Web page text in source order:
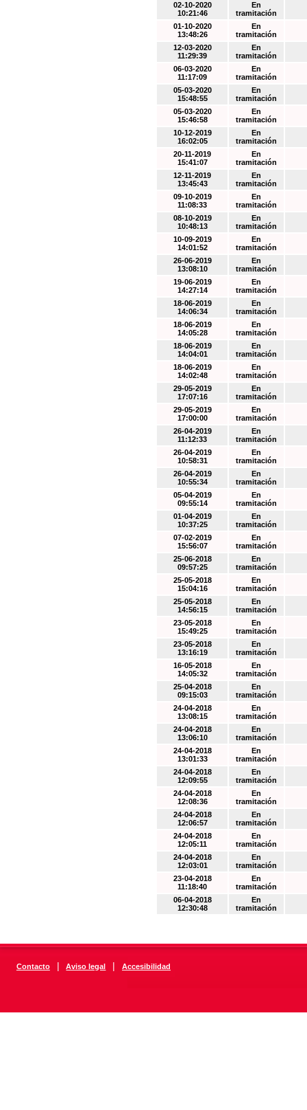
02-10-2020
10:21:46
En
tramitación
01-10-2020
13:48:26
En
tramitación
12-03-2020
11:29:39
En
tramitación
06-03-2020
11:17:09
En
tramitación
05-03-2020
15:48:55
En
tramitación
05-03-2020
15:46:58
En
tramitación
10-12-2019
16:02:05
En
tramitación
20-11-2019
15:41:07
En
tramitación
12-11-2019
13:45:43
En
tramitación
09-10-2019
11:08:33
En
tramitación
08-10-2019
10:48:13
En
tramitación
10-09-2019
14:01:52
En
tramitación
26-06-2019
13:08:10
En
tramitación
19-06-2019
14:27:14
En
tramitación
18-06-2019
14:06:34
En
tramitación
18-06-2019
14:05:28
En
tramitación
18-06-2019
14:04:01
En
tramitación
18-06-2019
14:02:48
En
tramitación
29-05-2019
17:07:16
En
tramitación
29-05-2019
17:00:00
En
tramitación
26-04-2019
11:12:33
En
tramitación
26-04-2019
10:58:31
En
tramitación
26-04-2019
10:55:34
En
tramitación
05-04-2019
09:55:14
En
tramitación
01-04-2019
10:37:25
En
tramitación
07-02-2019
15:56:07
En
tramitación
25-06-2018
09:57:25
En
tramitación
25-05-2018
15:04:16
En
tramitación
25-05-2018
14:56:15
En
tramitación
23-05-2018
15:49:25
En
tramitación
23-05-2018
13:16:19
En
tramitación
16-05-2018
14:05:32
En
tramitación
25-04-2018
09:15:03
En
tramitación
24-04-2018
13:08:15
En
tramitación
24-04-2018
13:06:10
En
tramitación
24-04-2018
13:01:33
En
tramitación
24-04-2018
12:09:55
En
tramitación
24-04-2018
12:08:36
En
tramitación
24-04-2018
12:06:57
En
tramitación
24-04-2018
12:05:11
En
tramitación
24-04-2018
12:03:01
En
tramitación
23-04-2018
11:18:40
En
tramitación
06-04-2018
12:30:48
En
tramitación
Contacto | Aviso legal | Accesibilidad